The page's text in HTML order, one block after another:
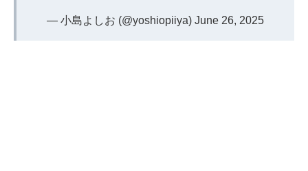
— 小島よしお (@yoshiopiiya) June 26, 2025